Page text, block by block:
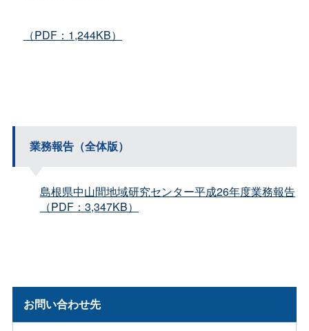
（PDF：1,244KB）
業務報告（全体版）
島根県中山間地域研究センター平成26年度業務報告
（PDF：3,347KB）
お問い合わせ先